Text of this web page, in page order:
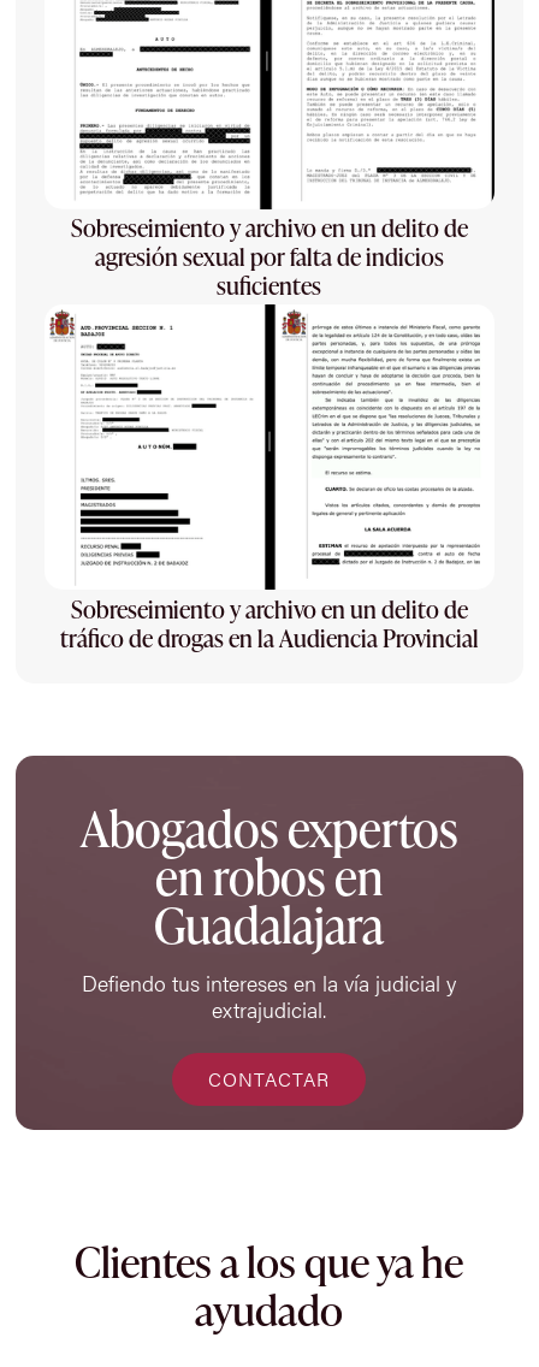
Sobreseimiento y archivo en un delito de
agresión sexual por falta de indicios
suficientes
Sobreseimiento y archivo en un delito de
tráfico de drogas en la Audiencia Provincial
Abogados expertos
en robos en
Guadalajara
Defiendo tus intereses en la vía judicial y
extrajudicial.
CONTACTAR
Clientes a los que ya he
ayudado